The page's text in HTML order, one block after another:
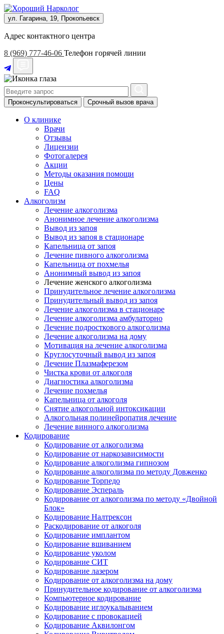
ул. Гагарина, 19, Прокопьевск
Адрес контактного центра
8 (969) 777-46-06 Телефон горячей линии
Проконсультироваться Срочный вызов врача
О клинике
Врачи
Отзывы
Лицензии
Фотогалерея
Акции
Методы оказания помощи
Цены
FAQ
Алкоголизм
Лечение алкоголизма
Анонимное лечение алкоголизма
Вывод из запоя
Вывод из запоя в стационаре
Капельница от запоя
Лечение пивного алкоголизма
Капельница от похмелья
Анонимный вывод из запоя
Лечение женского алкоголизма
Принудительное лечение алкоголизма
Принудительный вывод из запоя
Лечение алкоголизма в стационаре
Лечение алкоголизма амбулаторно
Лечение подросткового алкоголизма
Лечение алкоголизма на дому
Мотивация на лечение алкоголизма
Круглосуточный вывод из запоя
Лечение Плазмаферезом
Чистка крови от алкоголя
Диагностика алкоголизма
Лечение похмелья
Капельница от алкоголя
Снятие алкогольной интоксикации
Алкогольная полинейропатия лечение
Лечение винного алкоголизма
Кодирование
Кодирование от алкоголизма
Кодирование от наркозависимости
Кодирование алкоголизма гипнозом
Кодирование алкоголизма по методу Довженко
Кодирование Торпедо
Кодирование Эспераль
Кодирование от алкоголизма по методу «Двойной
Блок»
Кодирование Налтрексон
Раскодирование от алкоголя
Кодирование имплантом
Кодирование вшиванием
Кодирование уколом
Кодирование СИТ
Кодирование лазером
Кодирование от алкоголизма на дому
Принудительное кодирование от алкоголизма
Компьютерное кодирование
Кодирование иглоукалыванием
Кодирование с провокацией
Кодирование Аквилонгом